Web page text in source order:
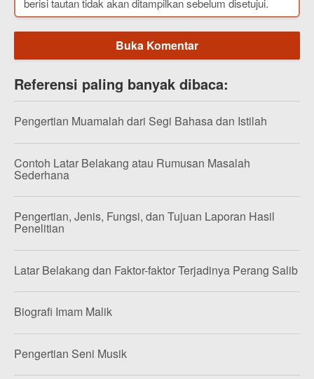
berisi tautan tidak akan ditampilkan sebelum disetujui.
Buka Komentar
Referensi paling banyak dibaca:
Pengertian Muamalah dari Segi Bahasa dan Istilah
Contoh Latar Belakang atau Rumusan Masalah
Sederhana
Pengertian, Jenis, Fungsi, dan Tujuan Laporan Hasil
Penelitian
Latar Belakang dan Faktor-faktor Terjadinya Perang Salib
Biografi Imam Malik
Pengertian Seni Musik